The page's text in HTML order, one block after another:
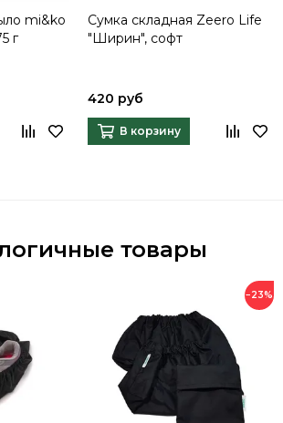
mi&ko
г
Сумка складная Zeero Life
"Ширин", софт
420 руб
В корзину
товары
−23%